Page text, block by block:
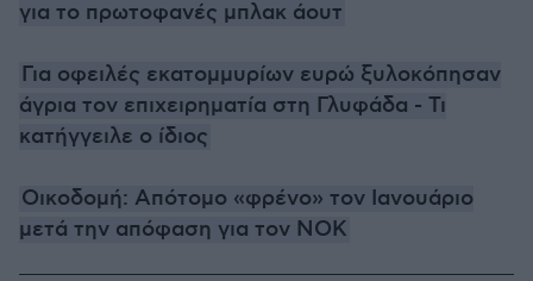
για το πρωτοφανές μπλακ άουτ
Για οφειλές εκατομμυρίων ευρώ ξυλοκόπησαν
άγρια τον επιχειρηματία στη Γλυφάδα - Τι
κατήγγειλε ο ίδιος
Οικοδομή: Απότομο «φρένο» τον Ιανουάριο
μετά την απόφαση για τον ΝΟΚ